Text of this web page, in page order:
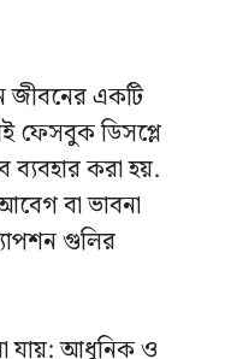
জীবনের একটি
ফেসবুক ডিসপ্লে
ব্যবহার করা হয়.
বা ভাবনা
গুলির
যায়: আধুনিক ও